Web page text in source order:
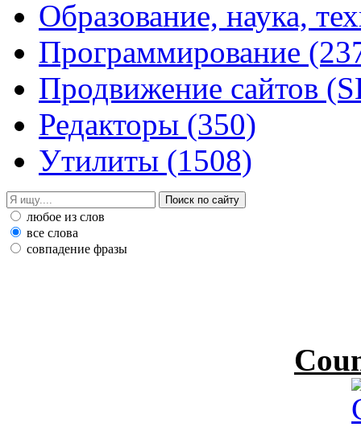
Образование, наука,
Программирование
Продвижение сайтов
Редакторы (350)
Утилиты (1508)
любое из слов
все слова
совпадение фразы